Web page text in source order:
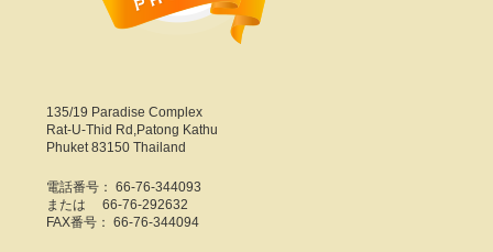
135/19 Paradise Complex
Rat-U-Thid Rd,Patong Kathu
Phuket 83150 Thailand
電話番号： 66-76-344093
または 66-76-292632
FAX番号： 66-76-344094